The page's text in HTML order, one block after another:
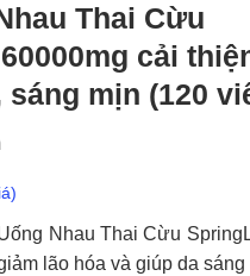
Thai Cừu
cải
sáng mịn (120
Nhau Thai Cừu
lão hóa và giúp da sáng